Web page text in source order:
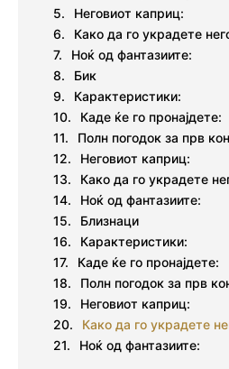
Неговиот каприц:
Како да го украдете
Ноќ од фантазиите:
Бик
Карактеристики:
Каде ќе го пронајдете:
Полн погодок за прв
Неговиот каприц:
Како да го украдете
Ноќ од фантазиите:
Близнаци
Карактеристики:
Каде ќе го пронајдете:
Полн погодок за прв
Неговиот каприц:
Како да го украдете
Ноќ од фантазиите: